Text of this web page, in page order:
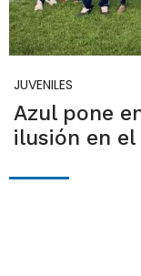
JUVENILES
Azul pone
ilusión en